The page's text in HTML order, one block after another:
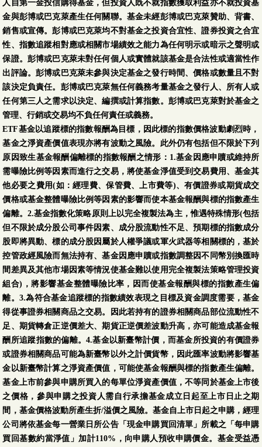
人自第一金投信購得基金，但投資人既不就指數獲取利益亦不就投資基
金與彭博或巴克萊產生任何關聯。基金未經彭博或巴克萊贊助、背書、
銷售或宣傳。彭博或巴克萊均不對基金之投資合宜性、證券投資之合宜
性、指數追蹤相對應或相關市場績效之能力為任何明示或暗示之聲明或
保證。彭博或巴克萊未對任何個人或實體就該基金是合法性或適當性作
出評論。彭博或巴克萊未參與決定基金之發行時間、價格或數量且不對
該決定負責任。彭博或巴克萊無任何義務考量基金之發行人、所有人或
任何第三人之需求以決定、編撰或計算指數。彭博或巴克萊對於基金之
管理、行銷或交易均不負任何責任或義務。
ETF基金以追蹤標的指數報酬為目標，因此標的指數價格波動劇烈時，
基金之淨資產價值表現亦將有波動之風險。此外仍有包括但不限於下列
原因致生基金報酬偏離標的指數報酬之情形：1.基金因應申贖或維持所
需曝險比例等因素而進行之交易，將使基金淨值受到交易費用、基金其
他必要之費用(如：經理費、保管費、上市費等)、有價證券或期貨成交
價格或基金整體曝險比例等因素的影響而使本基金報酬與標的指數產生
偏離。2.基金指數化策略原則上以完全複製法為主，惟遇特殊情形(包括
但不限於成分股公司事件因素、成分股流動性不足、預期標的指數成分
股即將異動、標的成分股因屬於人權爭議或軍火武器等相關標的，基於
控管政經風險而無法持有、基金因應申贖或指數調整因不同幣別換匯時
間差異及其他市場因素等情況使基金難以使用完全複製法策略管理投資
組合)，將影響基金整體曝險比率，因而使基金報酬與標的指數產生偏
離。3.為符合基金追蹤標的指數績效表現之目標及資金調度需要，基金
得從事證券相關商品之交易。因此若持有的證券相關商品部位流動性不
足、期貨轉倉正逆價差大、期貨正逆價差波動升高，亦可能造成基金報
酬所追蹤指數的偏離。4.基金以新臺幣計價，而基金所投資的有價證券
或證券相關商品可能為新臺幣以外之計價貨幣，因此匯率波動將影響基
金以新臺幣計算之淨資產價值，可能使基金報酬與標的指數產生偏離。
基金上市前參與申購所買入的每單位淨資產價值，不等同於基金上市後
之價格，參與申購之投資人需自行承擔基金成立日起至上市日止之期
間，基金價格波動所產生折/溢價之風險。基金自上市日起之申購，經理
公司將依基金每一營業日所公告「現金申購買回清單」所載之「每申購
買回基數約當淨值」加計110%，向申購人預收申購價金。基金受益憑